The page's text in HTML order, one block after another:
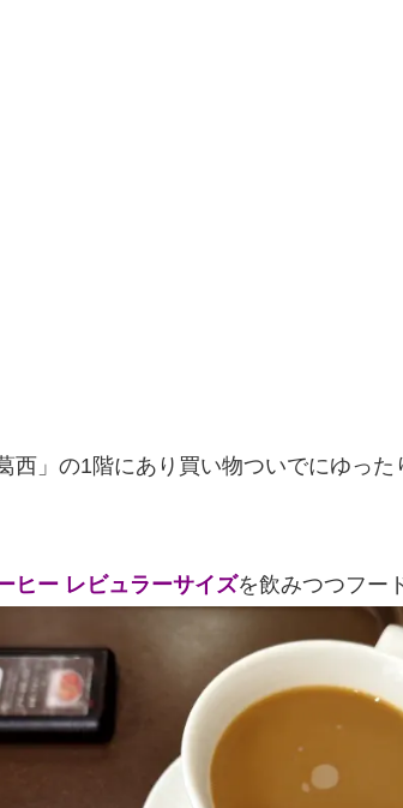
西」の1階にあり買い物ついでにゆった
ヒー レビュラーサイズを飲みつつフー